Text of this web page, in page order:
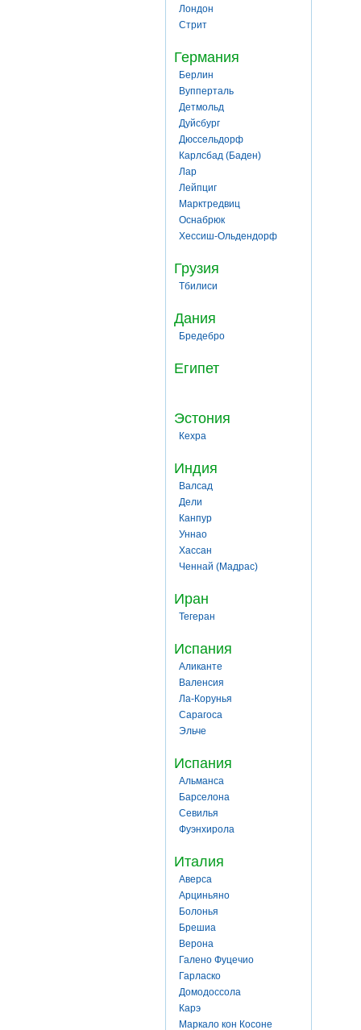
Лондон
Стрит
Германия
Берлин
Вупперталь
Детмольд
Дуйсбург
Дюссельдорф
Карлсбад (Баден)
Лар
Лейпциг
Марктредвиц
Оснабрюк
Хессиш-Ольдендорф
Грузия
Тбилиси
Дания
Бредебро
Египет
Эстония
Кехра
Индия
Валсад
Дели
Канпур
Уннао
Хассан
Ченнай (Мадрас)
Иран
Тегеран
Испания
Аликанте
Валенсия
Ла-Корунья
Сарагоса
Эльче
Испания
Альманса
Барселона
Севилья
Фуэнхирола
Италия
Аверса
Арциньяно
Болонья
Брешиа
Верона
Галено Фуцечио
Гарласко
Домодоссола
Карэ
Маркало кон Косоне